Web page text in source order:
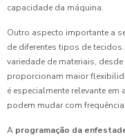
capacidade da máquina.
Outro aspecto importante a
de diferentes tipos de
variedade de materiais,
proporcionam maior
é especialmente relevante
podem mudar com frequência.
A programação da